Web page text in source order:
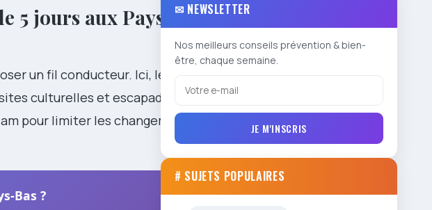
jours aux Pays-
un fil conducteur. Ici, le
culturelles et escapades
pour limiter les changements
Bas ?
✉ NEWSLETTER
Nos meilleurs conseils prévention & bien-
être, chaque semaine.
JE M'INSCRIS
# SUJETS POPULAIRES